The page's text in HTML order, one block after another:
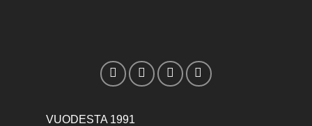
VUODESTA 1991